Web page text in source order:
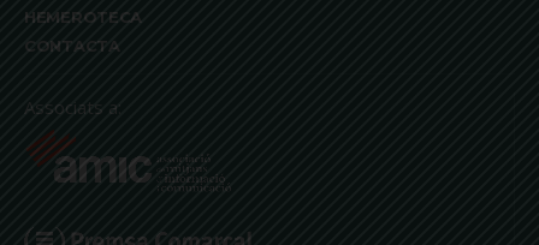
HEMEROTECA
CONTACTA
Associats a: